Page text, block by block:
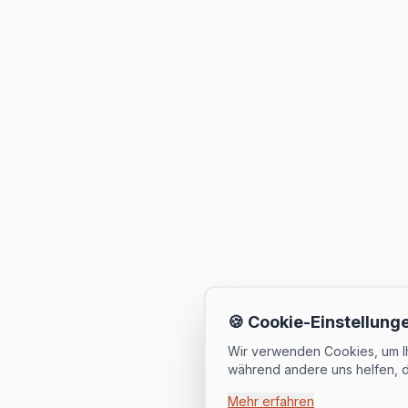
🍪 Cookie-
Wir verwenden Cookies, um
während andere uns helfen,
Mehr erfahren